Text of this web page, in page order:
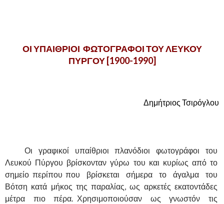
ΟΙ ΥΠΑΙΘΡΙΟΙ ΦΩΤΟΓΡΑΦΟΙ ΤΟΥ ΛΕΥΚΟΥ
ΠΥΡΓΟΥ [1900-1990]
Δημήτριος Τσιρόγλου
Οι γραφικοί υπαίθριοι πλανόδιοι φωτογράφοι του
Λευκού Πύργου βρίσκονταν γύρω του και κυρίως από το
σημείο περίπου που βρίσκεται σήμερα το άγαλμα του
Βότση κατά μήκος της παραλίας, ως αρκετές εκατοντάδες
μέτρα πιο πέρα. Χρησιμοποιούσαν ως γνωστόν τις